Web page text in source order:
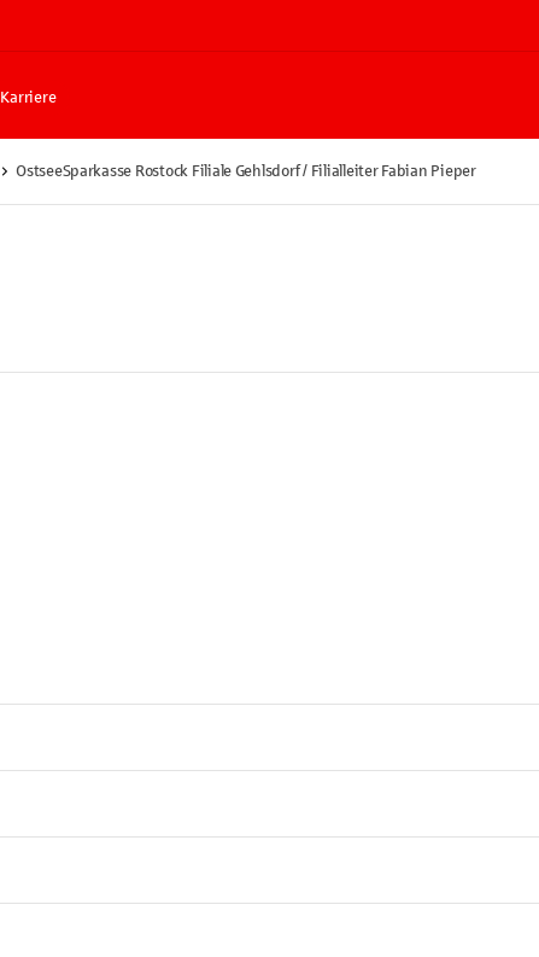
Karriere
OstseeSparkasse Rostock Filiale Gehlsdorf / Filialleiter Fabian Pieper